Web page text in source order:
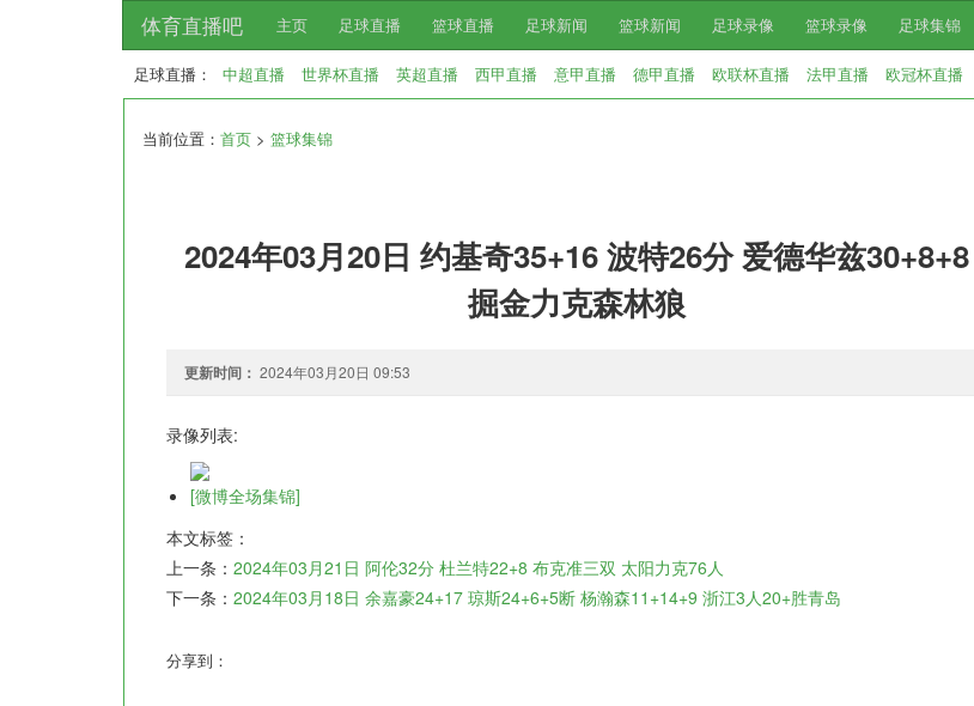
体育直播吧 主页 足球直播 篮球直播 足球新闻 篮球新闻 足球录像 篮球录像 足球集锦
足球直播： 中超直播 世界杯直播 英超直播 西甲直播 意甲直播 德甲直播 欧联杯直播 法甲直播 欧冠杯直播
当前位置： 首页 > 篮球集锦
2024年03月20日 约基奇35+16 波特26分 爱德华兹30+8+8
掘金力克森林狼
更新时间： 2024年03月20日 09:53
录像列表:
[微博全场集锦]
本文标签：
上一条： 2024年03月21日 阿伦32分 杜兰特22+8 布克准三双 太阳力克76人
下一条： 2024年03月18日 余嘉豪24+17 琼斯24+6+5断 杨瀚森11+14+9 浙江3人20+胜青岛
分享到：